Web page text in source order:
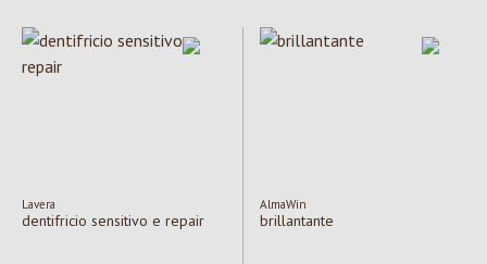
Lavera
dentifricio sensitivo e repair
AlmaWin
brillantante